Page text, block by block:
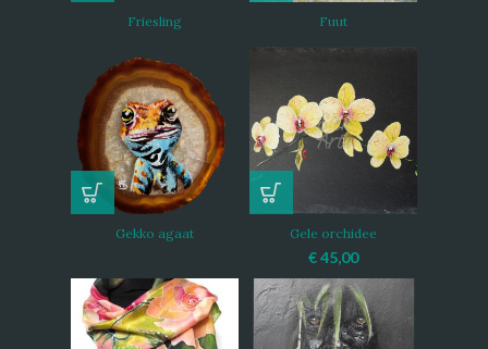
Friesling Fuut
Gekko agaat Gele orchidee
€45,00